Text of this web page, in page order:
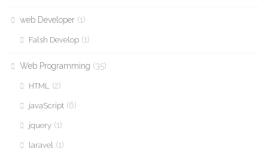
web Developer (1)
Falsh Develop (1)
Web Programming (35)
HTML (2)
javaScript (6)
jquery (1)
laravel (1)